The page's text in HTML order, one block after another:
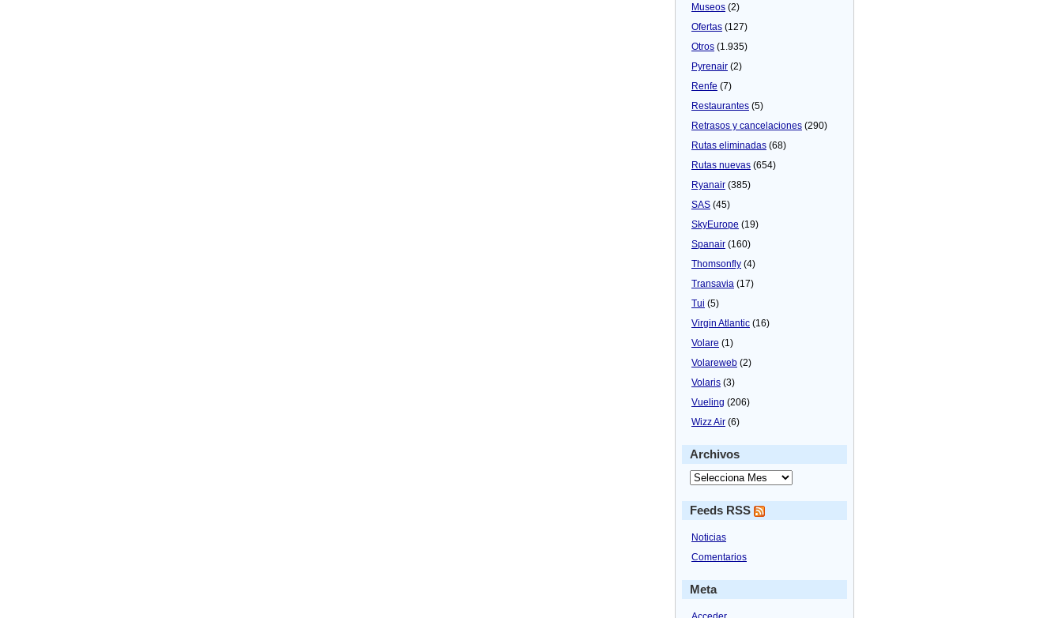
Museos (2)
Ofertas (127)
Otros (1.935)
Pyrenair (2)
Renfe (7)
Restaurantes (5)
Retrasos y cancelaciones (290)
Rutas eliminadas (68)
Rutas nuevas (654)
Ryanair (385)
SAS (45)
SkyEurope (19)
Spanair (160)
Thomsonfly (4)
Transavia (17)
Tui (5)
Virgin Atlantic (16)
Volare (1)
Volareweb (2)
Volaris (3)
Vueling (206)
Wizz Air (6)
Archivos
Feeds RSS
Noticias
Comentarios
Meta